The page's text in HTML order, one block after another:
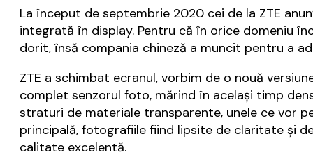
La început de septembrie 2020 cei de la ZTE
integrată în display. Pentru că în orice domeniu
dorit, însă compania chineză a muncit pentru a
ZTE a schimbat ecranul, vorbim de o nouă
complet senzorul foto, mărind în acelaşi timp
straturi de materiale transparente, unele ce vor
principală, fotografiile fiind lipsite de claritate şi
calitate excelentă.